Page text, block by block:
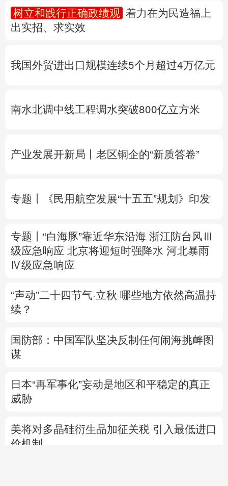
新疆 内蒙古
English
树立和践行正确政绩观
着力在为民造福上
出实招、求实效
我国外贸进出口规模连续5个月超过4万亿元
南水北调中线工程调水突破800亿立方米
产业发展开新局丨 老区铜企的“新质答卷”
专题丨 《民用航空发展“十五五”规划》印发
专题丨 “白海豚”靠近华东沿海 浙江防台风Ⅲ
级应急响应 北京将迎短时强降水 河北暴雨
Ⅳ级应急响应
“声动”二十四节气·立秋 哪些地方依然高温持
续？
国防部：中国军队坚决反制任何闹海挑衅图
谋
日本“再军事化”妄动是地区和平稳定的真正
威胁
美将对多晶硅衍生品加征关税 引入最低进口
价机制